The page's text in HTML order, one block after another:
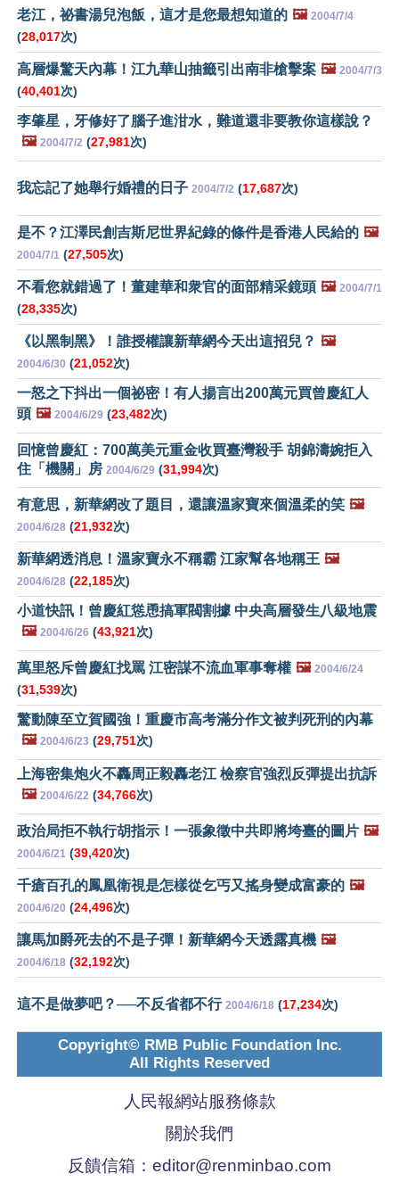
老江，祕書湯兒泡飯，這才是您最想知道的 🖼️ 2004/7/4
(28,017次)
高層爆驚天內幕！江九華山抽籤引出南非槍擊案 🖼️ 2004/7/3
(40,401次)
李肇星，牙修好了腦子進泔水，難道還非要教你這樣說？
🖼️ 2004/7/2 (27,981次)
我忘記了她舉行婚禮的日子 2004/7/2 (17,687次)
是不？江澤民創吉斯尼世界紀錄的條件是香港人民給的 🖼️
2004/7/1 (27,505次)
不看您就錯過了！董建華和衆官的面部精采鏡頭 🖼️ 2004/7/1
(28,335次)
《以黑制黑》！誰授權讓新華網今天出這招兒？ 🖼️
2004/6/30 (21,052次)
一怒之下抖出一個祕密！有人揚言出200萬元買曾慶紅人
頭 🖼️ 2004/6/29 (23,482次)
回憶曾慶紅：700萬美元重金收買臺灣殺手 胡錦濤婉拒入
住「機關」房 2004/6/29 (31,994次)
有意思，新華網改了題目，還讓溫家寶來個溫柔的笑 🖼️
2004/6/28 (21,932次)
新華網透消息！溫家寶永不稱霸 江家幫各地稱王 🖼️
2004/6/28 (22,185次)
小道快訊！曾慶紅慫恿搞軍閥割據 中央高層發生八級地震
🖼️ 2004/6/26 (43,921次)
萬里怒斥曾慶紅找罵 江密謀不流血軍事奪權 🖼️ 2004/6/24
(31,539次)
驚動陳至立賀國強！重慶市高考滿分作文被判死刑的內幕
🖼️ 2004/6/23 (29,751次)
上海密集炮火不轟周正毅轟老江 檢察官強烈反彈提出抗訴
🖼️ 2004/6/22 (34,766次)
政治局拒不執行胡指示！一張象徵中共即將垮臺的圖片 🖼️
2004/6/21 (39,420次)
千瘡百孔的鳳凰衛視是怎樣從乞丐又搖身變成富豪的 🖼️
2004/6/20 (24,496次)
讓馬加爵死去的不是子彈！新華網今天透露真機 🖼️
2004/6/18 (32,192次)
這不是做夢吧？──不反省都不行 2004/6/18 (17,234次)
Copyright© RMB Public Foundation Inc.
All Rights Reserved
人民報網站服務條款
關於我們
反饋信箱： editor@renminbao.com